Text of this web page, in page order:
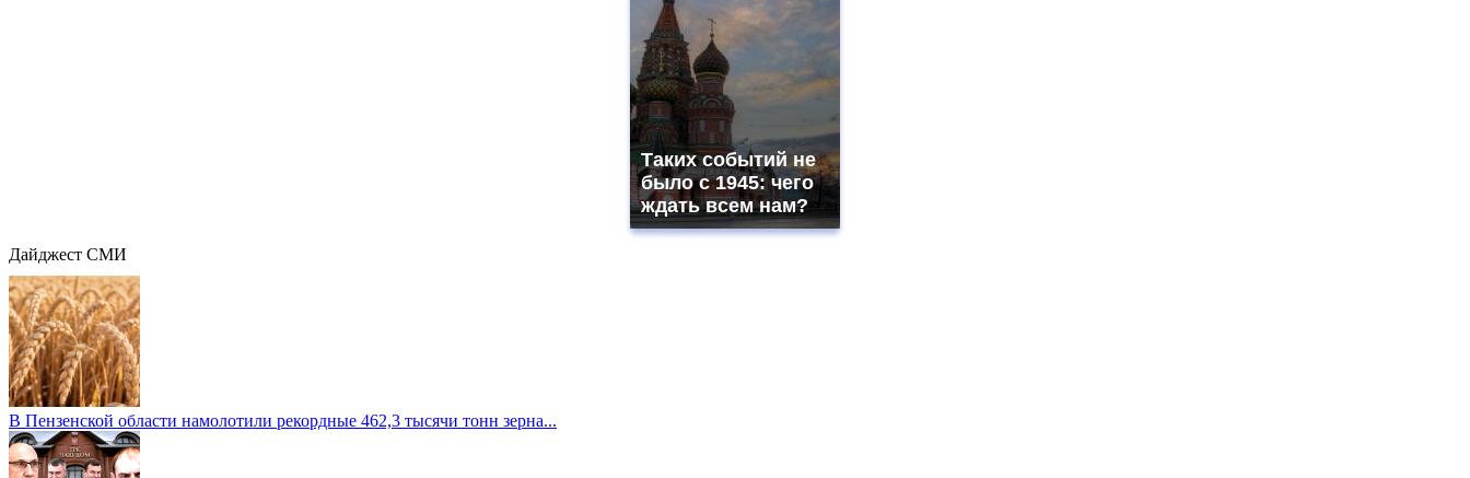
Таких событий не
было с 1945: чего
ждать всем нам?
Дайджест СМИ
В Пензенской области намолотили рекордные 462,3 тысячи тонн зерна...